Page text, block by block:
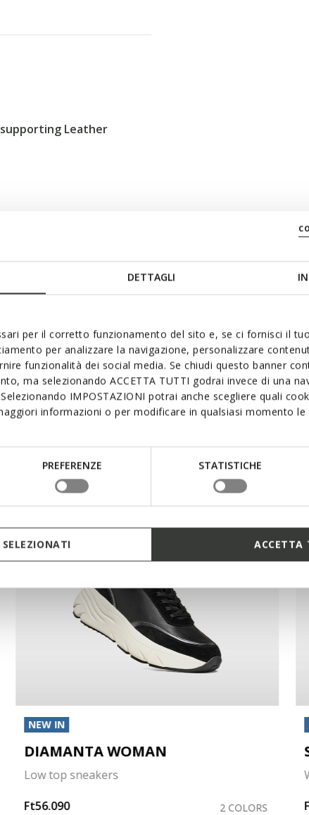
DETTAGLI
per il corretto funzionamento del sito e, se ci fornisci il
per analizzare la navigazione, personalizzare
funzionalità dei social media. Se chiudi questo banner
ma selezionando ACCETTA TUTTI godrai invece di una
IMPOSTAZIONI potrai anche scegliere quali
informazioni o per modificare in qualsiasi momento
PREFERENZE STATISTICHE
SELEZIONATI ACCETTA
Leather
NEW IN
DIAMANTA WOMAN
Low top sneakers
Ft56.090
2 COLORS